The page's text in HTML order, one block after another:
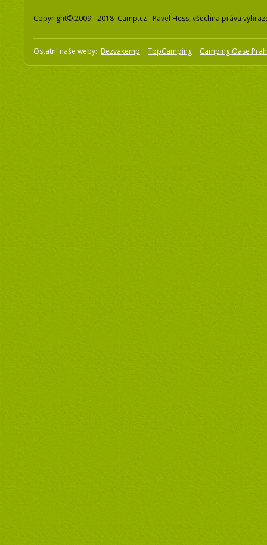
Copyright© 2009 - 2018 Camp.cz - Pavel Hess, všechna práva
Ostatní naše weby: Bezvakemp TopCamping Camping Oase